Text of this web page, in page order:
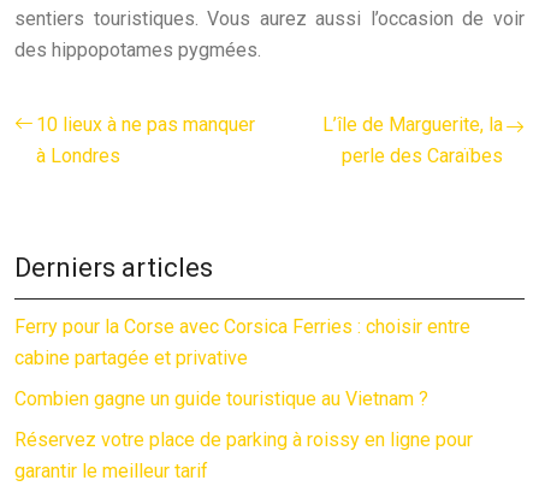
sentiers touristiques. Vous aurez aussi l’occasion de voir
des hippopotames pygmées.
10 lieux à ne pas manquer
à Londres
L’île de Marguerite, la
perle des Caraïbes
Derniers articles
Ferry pour la Corse avec Corsica Ferries : choisir entre
cabine partagée et privative
Combien gagne un guide touristique au Vietnam ?
Réservez votre place de parking à roissy en ligne pour
garantir le meilleur tarif